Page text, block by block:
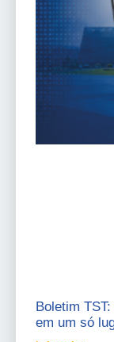
Boletim
em um só